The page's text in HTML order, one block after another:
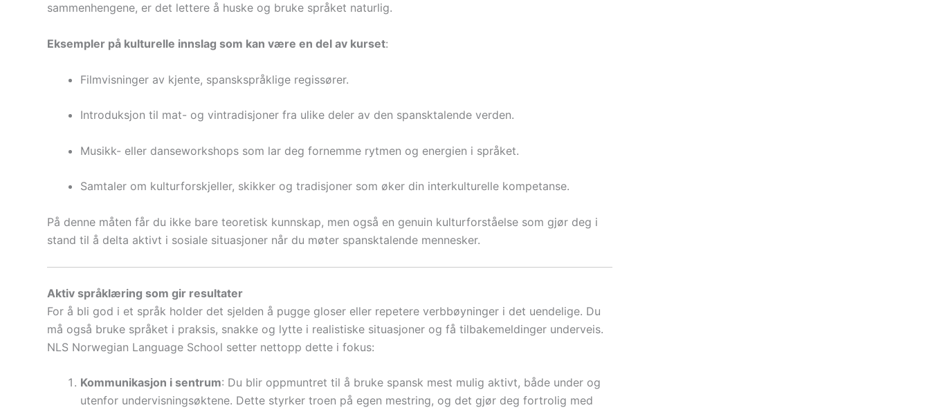
sammenhengene, er det lettere å huske og bruke språket naturlig.
Eksempler på kulturelle innslag som kan være en del av kurset:
Filmvisninger av kjente, spanskspråklige regissører.
Introduksjon til mat- og vintradisjoner fra ulike deler av den spansktalende verden.
Musikk- eller danseworkshops som lar deg fornemme rytmen og energien i språket.
Samtaler om kulturforskjeller, skikker og tradisjoner som øker din interkulturelle kompetanse.
På denne måten får du ikke bare teoretisk kunnskap, men også en genuin kulturforståelse som gjør deg i
stand til å delta aktivt i sosiale situasjoner når du møter spansktalende mennesker.
Aktiv språklæring som gir resultater
For å bli god i et språk holder det sjelden å pugge gloser eller repetere verbbøyninger i det uendelige. Du
må også bruke språket i praksis, snakke og lytte i realistiske situasjoner og få tilbakemeldinger underveis.
NLS Norwegian Language School setter nettopp dette i fokus:
Kommunikasjon i sentrum: Du blir oppmuntret til å bruke spansk mest mulig aktivt, både under og
utenfor undervisningsøktene. Dette styrker troen på egen mestring, og det gjør deg fortrolig med